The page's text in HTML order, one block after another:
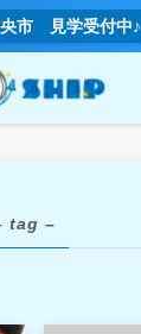
市 見学受付中♪
tag –